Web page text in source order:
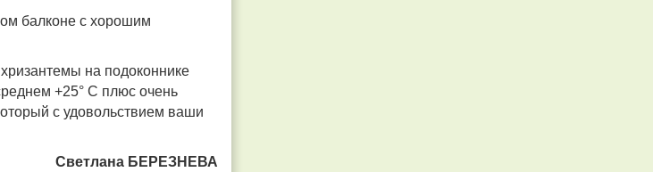
балконе с хорошим
на подоконнике
+25° С плюс очень
с удовольствием ваши
Светлана БЕРЕЗНЕВА